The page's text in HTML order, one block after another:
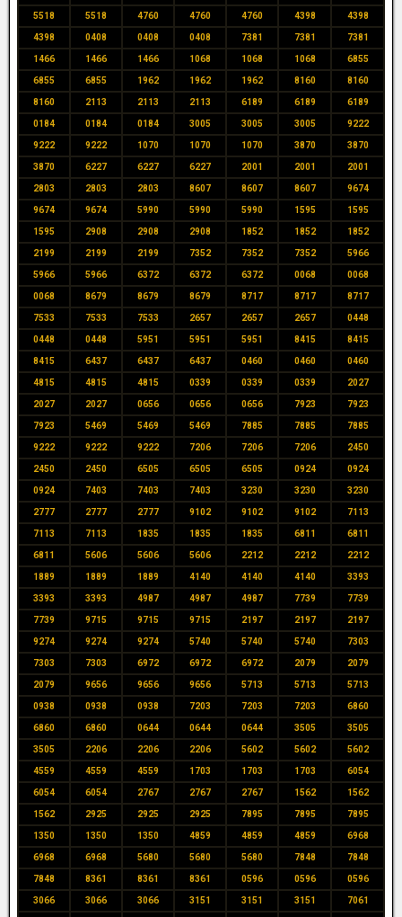
5518 5518 4760 4760 4760 4398 4398
4398 0408 0408 0408 7381 7381 7381
1466 1466 1466 1068 1068 1068 6855
6855 6855 1962 1962 1962 8160 8160
8160 2113 2113 2113 6189 6189 6189
0184 0184 0184 3005 3005 3005 9222
9222 9222 1070 1070 1070 3870 3870
3870 6227 6227 6227 2001 2001 2001
2803 2803 2803 8607 8607 8607 9674
9674 9674 5990 5990 5990 1595 1595
1595 2908 2908 2908 1852 1852 1852
2199 2199 2199 7352 7352 7352 5966
5966 5966 6372 6372 6372 0068 0068
0068 8679 8679 8679 8717 8717 8717
7533 7533 7533 2657 2657 2657 0448
0448 0448 5951 5951 5951 8415 8415
8415 6437 6437 6437 0460 0460 0460
4815 4815 4815 0339 0339 0339 2027
2027 2027 0656 0656 0656 7923 7923
7923 5469 5469 5469 7885 7885 7885
9222 9222 9222 7206 7206 7206 2450
2450 2450 6505 6505 6505 0924 0924
0924 7403 7403 7403 3230 3230 3230
2777 2777 2777 9102 9102 9102 7113
7113 7113 1835 1835 1835 6811 6811
6811 5606 5606 5606 2212 2212 2212
1889 1889 1889 4140 4140 4140 3393
3393 3393 4987 4987 4987 7739 7739
7739 9715 9715 9715 2197 2197 2197
9274 9274 9274 5740 5740 5740 7303
7303 7303 6972 6972 6972 2079 2079
2079 9656 9656 9656 5713 5713 5713
0938 0938 0938 7203 7203 7203 6860
6860 6860 0644 0644 0644 3505 3505
3505 2206 2206 2206 5602 5602 5602
4559 4559 4559 1703 1703 1703 6054
6054 6054 2767 2767 2767 1562 1562
1562 2925 2925 2925 7895 7895 7895
1350 1350 1350 4859 4859 4859 6968
6968 6968 5680 5680 5680 7848 7848
7848 8361 8361 8361 0596 0596 0596
3066 3066 3066 3151 3151 3151 7061